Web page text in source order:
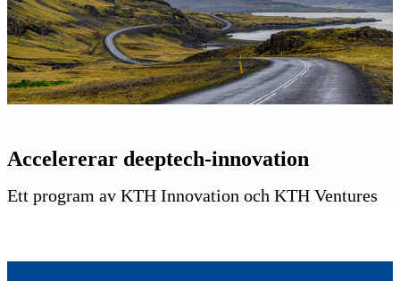
Accelererar deeptech-innovation
Ett program av KTH Innovation och KTH Ventures